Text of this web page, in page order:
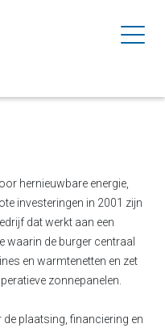
hernieuwbare energie,
investeringen in 2001 zijn
dat werkt aan een
waarin de burger centraal
en warmtenetten en zet
zonnepanelen.
plaatsing, financiering en